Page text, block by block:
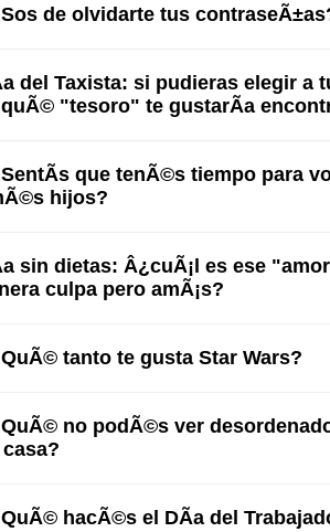
de olvidarte tus
del Taxista: si pudieras elegir a
"tesoro" te gustarÃ­a
que tenÃ©s tiempo para
hijos?
sin dietas: Â¿cuÃ¡l es ese
culpa pero amÃ¡s?
tanto te gusta Star Wars?
no podÃ©s ver
hacÃ©s el DÃ­a del